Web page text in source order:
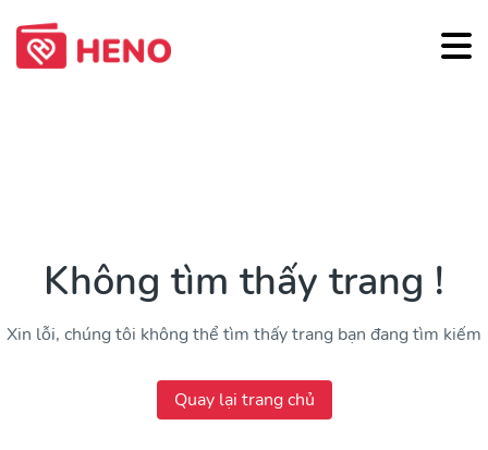
Không tìm thấy trang !
Xin lỗi, chúng tôi không thể tìm thấy trang bạn đang tìm kiếm
Quay lại trang chủ